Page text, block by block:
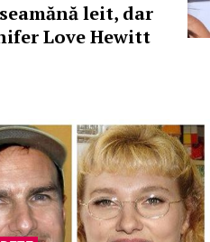
leit, dar
Love Hewitt